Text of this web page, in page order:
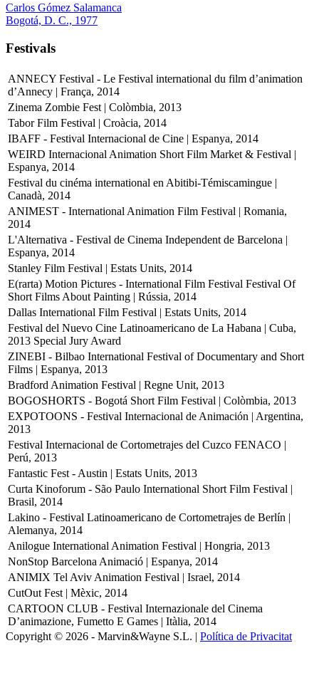
Carlos Gómez Salamanca
Bogotá, D. C., 1977
Festivals
ANNECY Festival - Le Festival international du film d’animation
d’Annecy | França, 2014
Zinema Zombie Fest | Colòmbia, 2013
Tabor Film Festival | Croàcia, 2014
IBAFF - Festival Internacional de Cine | Espanya, 2014
WEIRD Internacional Animation Short Film Market & Festival |
Espanya, 2014
Festival du cinéma international en Abitibi-Témiscamingue |
Canadà, 2014
ANIMEST - International Animation Film Festival | Romania,
2014
L'Alternativa - Festival de Cinema Independent de Barcelona |
Espanya, 2014
Stanley Film Festival | Estats Units, 2014
E(rarta) Motion Pictures - International Film Festival Festival Of
Short Films About Painting | Rússia, 2014
Dallas International Film Festival | Estats Units, 2014
Festival del Nuevo Cine Latinoamericano de La Habana | Cuba,
2013 Special Jury Award
ZINEBI - Bilbao International Festival of Documentary and Short
Films | Espanya, 2013
Bradford Animation Festival | Regne Unit, 2013
BOGOSHORTS - Bogotá Short Film Festival | Colòmbia, 2013
EXPOTOONS - Festival Internacional de Animación | Argentina,
2013
Festival Internacional de Cortometrajes del Cuzco FENACO |
Perú, 2013
Fantastic Fest - Austin | Estats Units, 2013
Curta Kinoforum - São Paulo International Short Film Festival |
Brasil, 2014
Lakino - Festival Latinoamericano de Cortometrajes de Berlín |
Alemanya, 2014
Anilogue International Animation Festival | Hongria, 2013
NonStop Barcelona Animació | Espanya, 2014
ANIMIX Tel Aviv Animation Festival | Israel, 2014
CutOut Fest | Mèxic, 2014
CARTOON CLUB - Festival Internazionale del Cinema
D’animazione, Fumetto E Games | Itàlia, 2014
Copyright © 2026 - Marvin&Wayne S.L. | Política de Privacitat